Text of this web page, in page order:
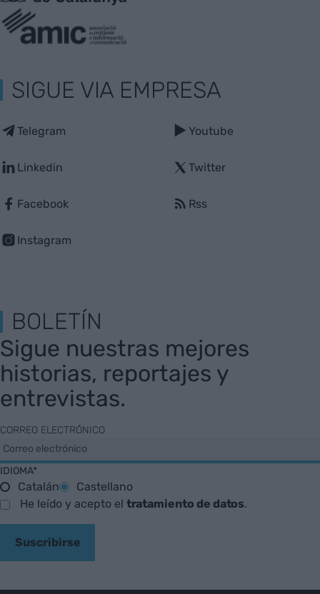
SIGUE VIA EMPRESA
Telegram
Linkedin
Facebook
Instagram
Youtube
Twitter
Rss
BOLETÍN
Sigue nuestras mejores
historias, reportajes y
entrevistas.
CORREO ELECTRÓNICO
IDIOMA*
Catalán
Castellano
He leído y acepto el tratamiento de datos.
Suscribirse